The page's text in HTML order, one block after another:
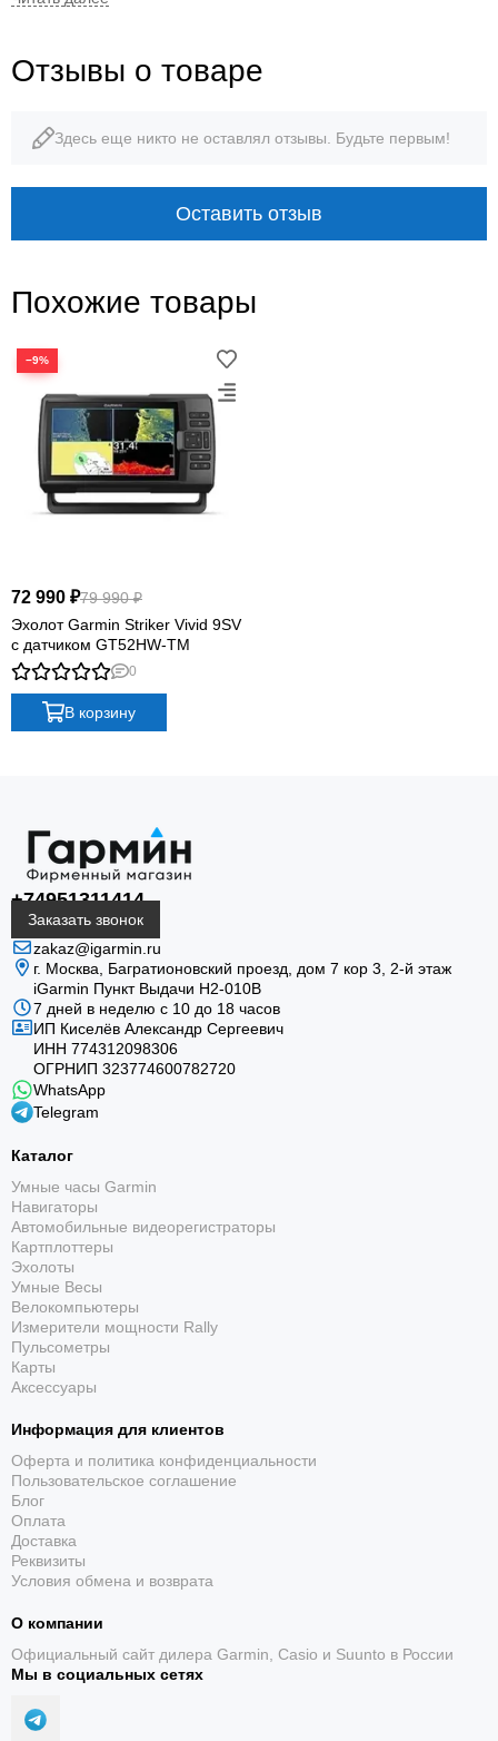
IPX7 2 млн акров
CHIRP · GPS · QUICKDRAW
STRIKER Plus 4:
необходимое для поиска
рыбы и возвращения к точке
скорость лодки и строит собственные карты глубин.
быстрый доступ к сонару, карте и навигации.
Garmin CHIRP
традиционный CHIRP с хорошим разделением
Встроенный GPS
Quickdraw Contours
Создавайте и храните собственные карты с
изобатами через 30 см площадью до 2 млн акров.
Отзывы о товаре
Здесь еще никто не оставлял отзывы. Будьте первым!
Оставить отзыв
Похожие товары
−9%
72 990 ₽79 990 ₽
Эхолот Garmin Striker Vivid 9SV
с датчиком GT52HW-TM
0
В корзину
+74951311414
Заказать звонок
zakaz@igarmin.ru
г. Москва, Багратионовский проезд, дом 7 кор 3, 2-й этаж
iGarmin Пункт Выдачи Н2-010В
7 дней в неделю с 10 до 18 часов
ИП Киселёв Александр Сергеевич
ИНН 774312098306
ОГРНИП 323774600782720
WhatsApp
Telegram
Каталог
Умные часы Garmin
Навигаторы
Автомобильные видеорегистраторы
Картплоттеры
Эхолоты
Умные Весы
Велокомпьютеры
Измерители мощности Rally
Пульсометры
Карты
Аксессуары
Информация для клиентов
Оферта и политика конфиденциальности
Пользовательское соглашение
Блог
Оплата
Доставка
Реквизиты
Условия обмена и возврата
О компании
Официальный сайт дилера Garmin, Casio и Suunto в России
Мы в социальных сетях